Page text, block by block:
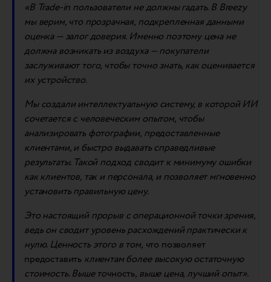
«В Trade-in пользователи не должны гадать. В Breezy
мы верим, что прозрачная, подкрепленная данными
оценка — залог доверия. Именно поэтому цена не
должна возникать из воздуха — покупатели
заслуживают того, чтобы точно знать, как оценивается
их устройство.
Мы создали интеллектуальную систему, в которой ИИ
сочетается с человеческим опытом, чтобы
анализировать фотографии, предоставленные
клиентами, и быстро выдавать справедливые
результаты. Такой подход сводит к минимуму ошибки
как клиентов, так и персонала, и позволяет мгновенно
установить правильную цену.
Это настоящий прорыв с операционной точки зрения,
ведь он сводит уровень расхождений практически к
нулю. Ценность этого в том, что позволяет
предоставить клиентам более высокую остаточную
стоимость. Выше точность, выше цена, лучший опыт».